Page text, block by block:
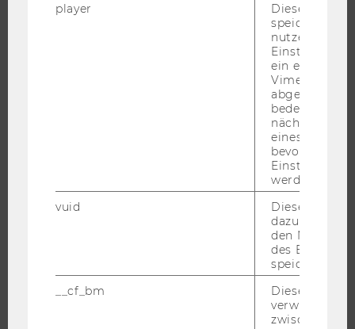
KARRIERENETZWERKE AN DER WU
WU COMMUNITY
player
Dieses Cookie
speichert
ein
Vimeo-Video
abgespielt
bedeutet,
nächsten
eines Vimeo-
bevorzugten
werden.
vuid
Dieser
dazu
den
des
speichern.
__cf_bm
Dieses
verwendet,
zwischen